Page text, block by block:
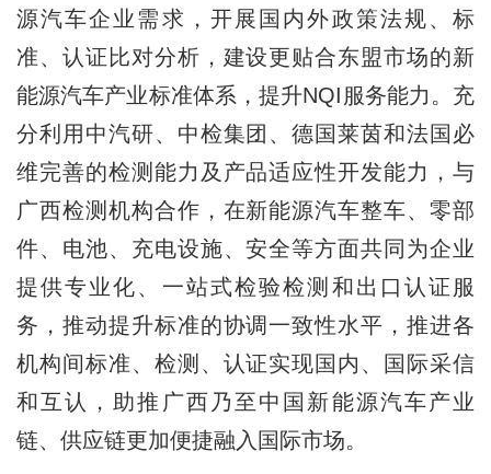
源汽车企业需求，开展国内外政策法规、标
准、认证比对分析，建设更贴合东盟市场的新
能源汽车产业标准体系，提升NQI服务能力。充
分利用中汽研、中检集团、德国莱茵和法国必
维完善的检测能力及产品适应性开发能力，与
广西检测机构合作，在新能源汽车整车、零部
件、电池、充电设施、安全等方面共同为企业
提供专业化、一站式检验检测和出口认证服
务，推动提升标准的协调一致性水平，推进各
机构间标准、检测、认证实现国内、国际采信
和互认，助推广西乃至中国新能源汽车产业
链、供应链更加便捷融入国际市场。